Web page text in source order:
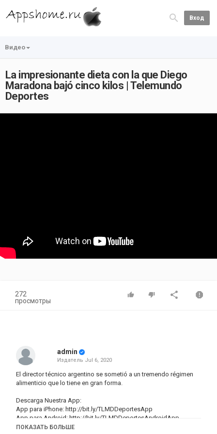
Вход
Видео
La impresionante dieta con la que Diego
Maradona bajó cinco kilos | Telemundo
Deportes
272
просмотры
admin
Издатель Jul 6, 2020
El director técnico argentino se sometió a un tremendo régimen
alimenticio que lo tiene en gran forma.
Descarga Nuestra App:
App para iPhone: http://bit.ly/TLMDDeportesApp
​App para Android: http://bit.ly/TLMDDeportesAndroidApp
ПОКАЗАТЬ БОЛЬШЕ